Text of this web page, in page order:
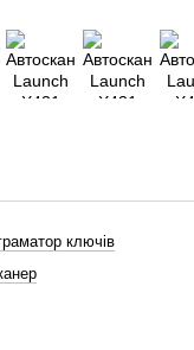
ключів